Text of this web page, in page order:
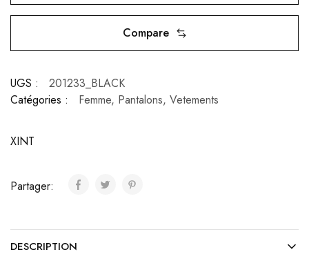
Compare
UGS :
201233_BLACK
Catégories :
Femme, Pantalons, Vetements
XINT
Partager:
DESCRIPTION